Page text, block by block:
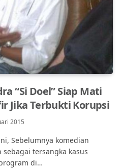
“Si Doel” Siap Mati
Jika Terbukti Korupsi
2015
Sebelumnya komedian
sebagai tersangka kasus
di…